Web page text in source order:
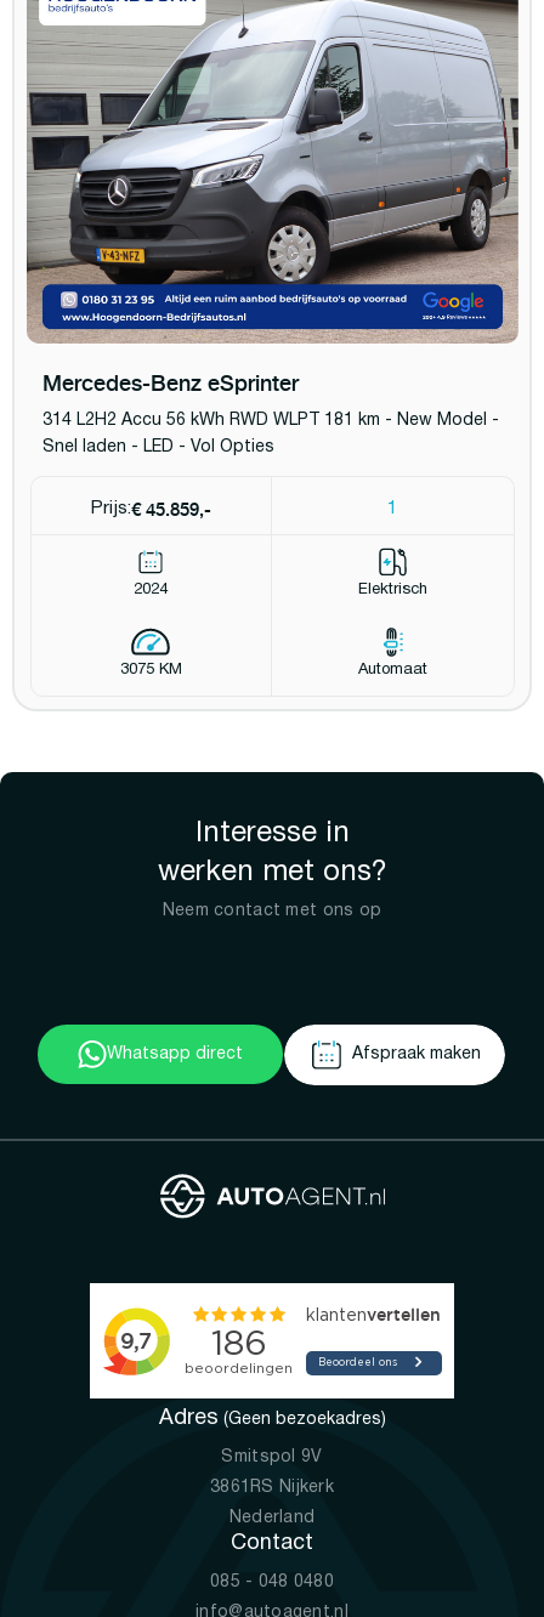
Mercedes-Benz eSprinter
314 L2H2 Accu 56 kWh RWD WLPT 181 km - New Model -
Snel laden - LED - Vol Opties
Prijs:€ 45.859,- 1
2024 Elektrisch
3075 KM Automaat
Interesse in
werken met ons?
Neem contact met ons op
Whatsapp direct Afspraak maken
Adres (Geen bezoekadres)
Smitspol 9V
3861RS Nijkerk
Nederland
Contact
085 - 048 0480
info@autoagent.nl